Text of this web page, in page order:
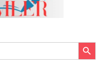
Search Button